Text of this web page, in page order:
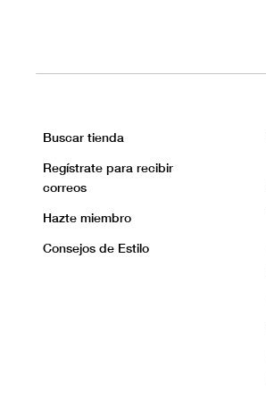
Buscar tienda
Regístrate para recibir
correos
Hazte miembro
Consejos de Estilo